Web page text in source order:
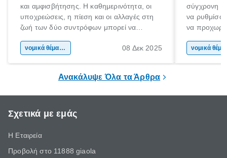
και αμφισβήτησης. Η καθημερινότητα, οι
υποχρεώσεις, η πίεση και οι αλλαγές στη
ζωή των δύο συντρόφων μπορεί να
Όταν οι διαφωνίες πληθαίνουν και η
νομικά θέματα & συμβουλές 08 Δεκ 2025
σύγχρονη
να
να
θέλεις
Ανακάλυψε Όλα τα Άρθρα
Σχετικά με εμάς
Η Εταιρεία
Προβολή στο 11888 giaola